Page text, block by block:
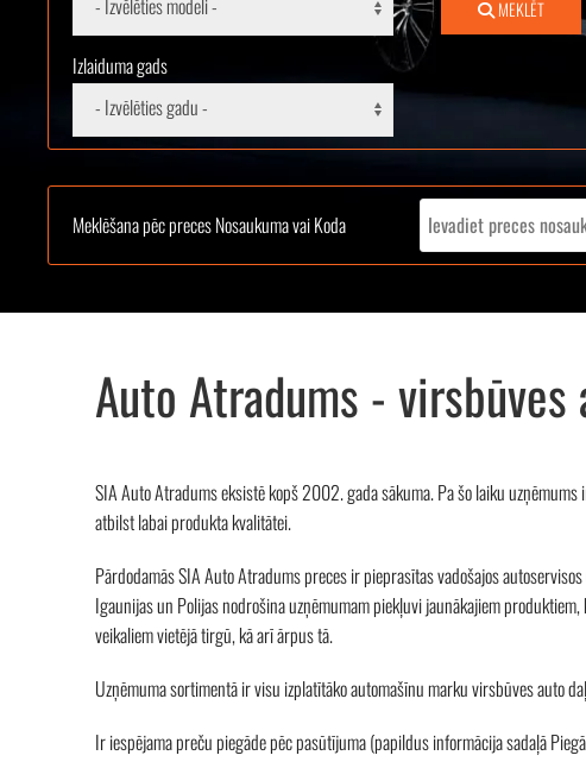
Izlaiduma gads
- Izvēlēties gadu -
MEKLĒT
Meklēšana pēc preces Nosaukuma vai Koda
Auto Atradums - virsbūves
SIA Auto Atradums eksistē kopš 2002. gada sākuma. Pa šo laiku
atbilst labai produkta kvalitātei.
Pārdodamās SIA Auto Atradums preces ir pieprasītas vadošajos
Igaunijas un Polijas nodrošina uzņēmumam piekļuvi jaunākajiem
veikaliem vietējā tirgū, kā arī ārpus tā.
Uzņēmuma sortimentā ir visu izplatītāko automašīnu marku virsbūves auto
Ir iespējama preču piegāde pēc pasūtījuma (papildus informācija sadaļā